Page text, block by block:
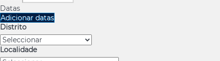
Datas
Adicionar datas
Distrito
Localidade